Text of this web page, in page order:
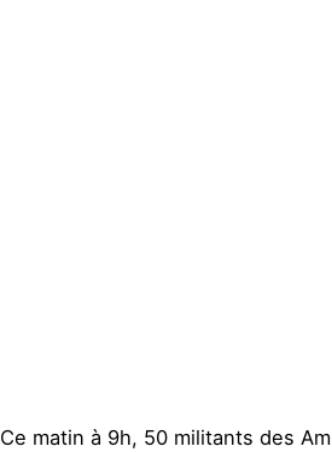
Ce matin à 9h, 50 militants des